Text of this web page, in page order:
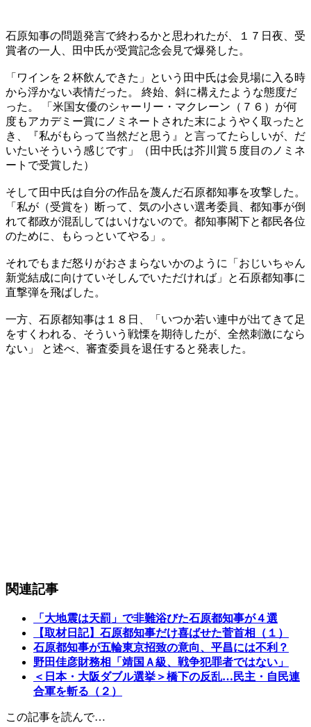
石原知事の問題発言で終わるかと思われたが、１７日夜、受
賞者の一人、田中氏が受賞記念会見で爆発した。
「ワインを２杯飲んできた」という田中氏は会見場に入る時
から浮かない表情だった。 終始、斜に構えたような態度だ
った。 「米国女優のシャーリー・マクレーン（７６）が何
度もアカデミー賞にノミネートされた末にようやく取ったと
き、『私がもらって当然だと思う』と言ってたらしいが、だ
いたいそういう感じです」（田中氏は芥川賞５度目のノミネ
ートで受賞した）
そして田中氏は自分の作品を蔑んだ石原都知事を攻撃した。
「私が（受賞を）断って、気の小さい選考委員、都知事が倒
れて都政が混乱してはいけないので。都知事閣下と都民各位
のために、もらっといてやる」。
それでもまだ怒りがおさまらないかのように「おじいちゃん
新党結成に向けていそしんでいただければ」と石原都知事に
直撃弾を飛ばした。
一方、石原都知事は１８日、「いつか若い連中が出てきて足
をすくわれる、そういう戦慄を期待したが、全然刺激になら
ない」 と述べ、審査委員を退任すると発表した。
関連記事
「大地震は天罰」で非難浴びた石原都知事が４選
【取材日記】石原都知事だけ喜ばせた菅首相（１）
石原都知事が五輪東京招致の意向、平昌には不利？
野田佳彦財務相「靖国Ａ級、戦争犯罪者ではない」
＜日本・大阪ダブル選挙＞橋下の反乱…民主・自民連
合軍を斬る（２）
この記事を読んで…